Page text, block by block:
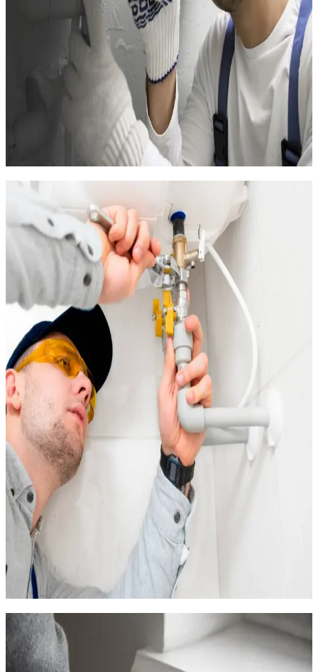
du chauffage et de la climatisation depuis n'importe où
Thermostats connectés compatibles avec la plupart des
systèmes existants
Détecteurs de gel et d'humidité avec alerte SMS en cas
de problème
Ces équipements connectés sont particulièrement adaptés
aux propriétaires qui louent leur bien en saison. Entre deux
locations, le logement est maintenu en mode économique.
Avant l'arrivée du locataire, le chauffage (ou la climatisation en
été) se déclenche automatiquement pour offrir un accueil
Entretien de chauffage en
environnement marin
L'air du Grau-du-Roi, chargé de sel venant de la mer et des
salins de Camargue, est l'un des plus corrosifs de la côte. Les
équipements de chauffage installés dans cette commune
s'usent plus vite qu'ailleurs : les échangeurs des pompes à
chaleur perdent en efficacité si les dépôts de sel ne sont pas
éliminés régulièrement, les raccords métalliques se grippent, les
cartes électroniques s'oxydent.
Notre contrat d'entretien au Grau-du-Roi est adapté à ces
contraintes :
Pour les pompes à chaleur : contrôle semestriel (et non
simplement annuel) avec rinçage de l'échangeur extérieur,
vérification du fluide et test des performances
Pour les chaudières gaz : entretien annuel obligatoire
avec nettoyage approfondi du brûleur, contrôle du CO et
attestation
Pour les radiateurs électriques : vérification des
thermostats, des raccordements et de l'état des résistances
En cas de panne hivernale, nous intervenons en 35 minutes au
Grau-du-Roi. Les pannes les plus fréquentes dans la commune
sont les PAC dont la carte électronique est oxydée par le sel,
les chaudières en sécurité après un coup de vent (problème de
tirage), et les convecteurs anciens dont le thermostat est
bloqué par la corrosion.
Améliorer l'isolation et le chauffage
dans le centre ancien